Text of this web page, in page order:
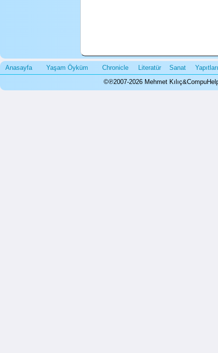
Anasayfa Yaşam Öyküm Chronicle Literatür Sanat
©℗2007-2026 Mehmet